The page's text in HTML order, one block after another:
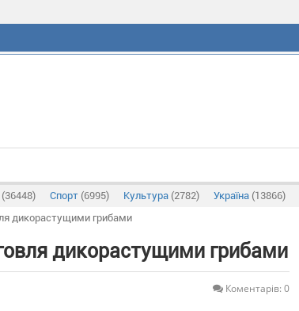
(36448) Спорт (6995) Культура (2782) Україна (13866)
дикорастущими грибами
дикорастущими грибами
Коментарів: 0